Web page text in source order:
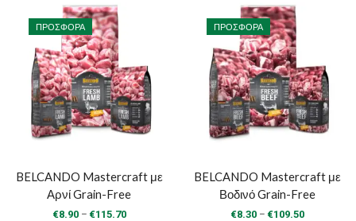
ΠΡΟΣΦΟΡΆ
BELCANDO Mastercraft με
Αρνί Grain-Free
€8.90 – €115.70Price
ΠΡΟΣΦΟΡΆ
BELCANDO Mastercraft με
Βοδινό Grain-Free
€8.30 – €109.50Price